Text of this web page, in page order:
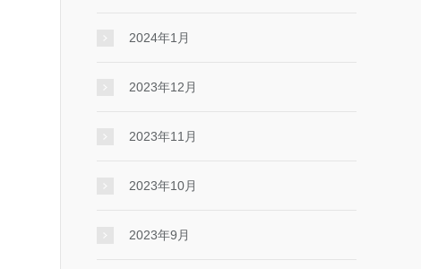
2024年1月
2023年12月
2023年11月
2023年10月
2023年9月